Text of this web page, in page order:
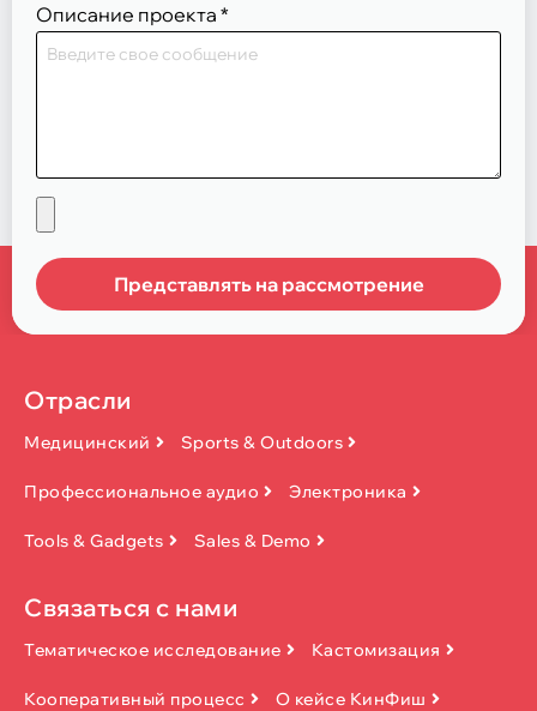
Описание проекта *
Представлять на рассмотрение
Отрасли
Медицинский Sports & Outdoors
Профессиональное аудио Электроника
Tools & Gadgets Sales & Demo
Связаться с нами
Тематическое исследование Кастомизация
Кооперативный процесс О кейсе КинФиш